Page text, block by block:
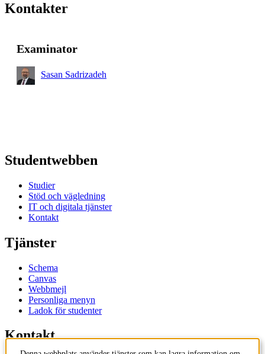
Kontakter
Examinator
Sasan Sadrizadeh
Studentwebben
Studier
Stöd och vägledning
IT och digitala tjänster
Kontakt
Tjänster
Schema
Canvas
Webbmejl
Personliga menyn
Ladok för studenter
Kontakt